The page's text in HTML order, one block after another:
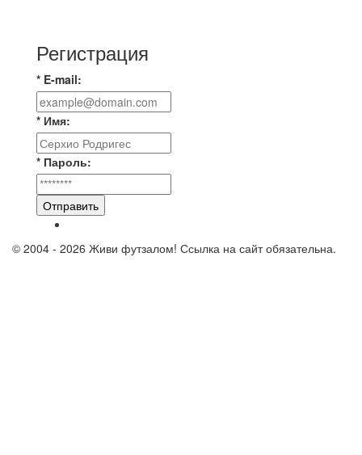
Регистрация
* E-mail:
* Имя:
* Пароль:
Отправить
© 2004 - 2026 Живи футзалом! Ссылка на сайт обязательна.